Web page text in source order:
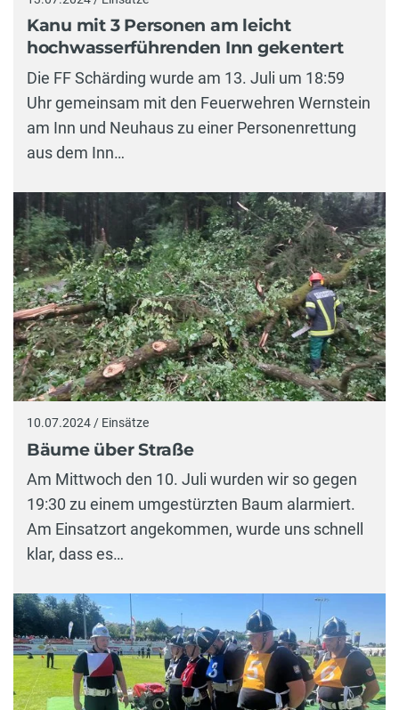
Kanu mit 3 Personen am leicht
hochwasserführenden Inn gekentert
Die FF Schärding wurde am 13. Juli um 18:59
Uhr gemeinsam mit den Feuerwehren Wernstein
am Inn und Neuhaus zu einer Personenrettung
aus dem Inn…
10.07.2024 / Einsätze
Bäume über Straße
Am Mittwoch den 10. Juli wurden wir so gegen
19:30 zu einem umgestürzten Baum alarmiert.
Am Einsatzort angekommen, wurde uns schnell
klar, dass es…